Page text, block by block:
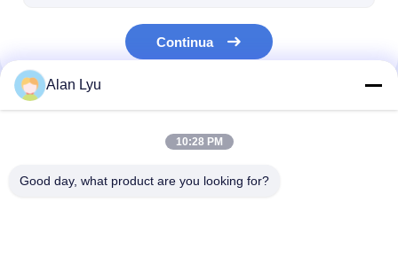
Continua
Le Nostre Categorie
Alan Lyu
10:28 PM
Good day, what product are you looking for?